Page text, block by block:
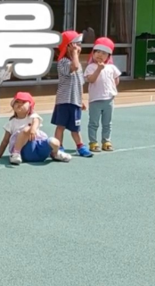
選ばれる理由
ニュース
採用情報